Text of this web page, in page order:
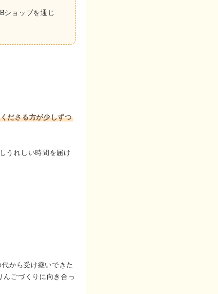
ショップを通じ
ださる方が少しずつ
うれしい時間を届け
から受け継いできた
ごづくりに向き合っ